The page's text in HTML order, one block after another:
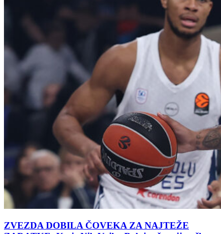
ZVEZDA DOBILA ČOVEKA ZA NAJTEŽE